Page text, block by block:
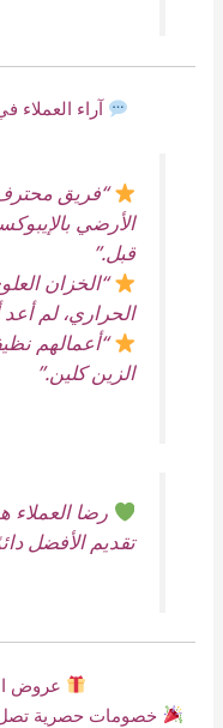
آراء العملاء
“فريق محترف
الأرضي
قبل.”
“الخزان
الحراري، لم أعد
“أعمالهم
الزين كلين.”
رضا العملاء
تقديم الأفضل
عروض
خصومات حصرية